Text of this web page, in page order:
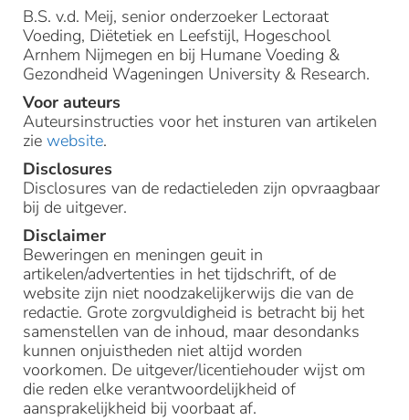
B.S. v.d. Meij, senior onderzoeker Lectoraat
Voeding, Diëtetiek en Leefstijl, Hogeschool
Arnhem Nijmegen en bij Humane Voeding &
Gezondheid Wageningen University & Research.
Voor auteurs
Auteursinstructies voor het insturen van artikelen
zie website.
Disclosures
Disclosures van de redactieleden zijn opvraagbaar
bij de uitgever.
Disclaimer
Beweringen en meningen geuit in
artikelen/advertenties in het tijdschrift, of de
website zijn niet noodzakelijkerwijs die van de
redactie. Grote zorgvuldigheid is betracht bij het
samenstellen van de inhoud, maar desondanks
kunnen onjuistheden niet altijd worden
voorkomen. De uitgever/licentiehouder wijst om
die reden elke verantwoordelijkheid of
aansprakelijkheid bij voorbaat af.